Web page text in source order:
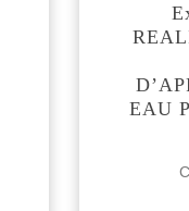
EAU